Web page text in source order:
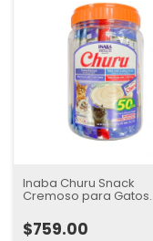
Inaba Churu Snack
Cremoso para Gatos
Sabor Mariscos | Bote
50 Tubos
$759.00